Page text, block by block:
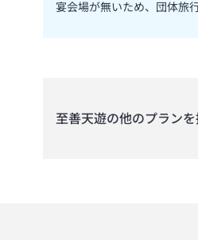
宴会場が無いため、団体旅
至善天遊の他のプラン